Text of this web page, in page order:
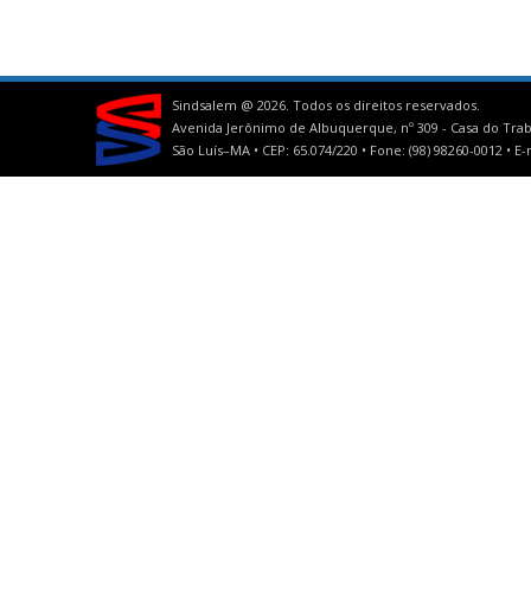
Sindsalem @ 2026. Todos os direitos reservados.
Avenida Jerônimo de Albuquerque, nº 309 - Casa do
São Luís–MA • CEP: 65.074/220 • Fone: (98) 98260-0012